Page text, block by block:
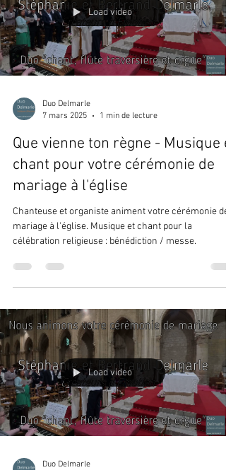
Load video
Duo Delmarle
7 mars 2025
1 min de lecture
Que vienne ton règne - Musique
chant pour votre cérémonie de
mariage à l'église
Chanteuse et organiste animent votre cérémonie de
mariage à l'église. Musique et chant pour la
célébration religieuse : bénédiction / messe.
Load video
Duo Delmarle